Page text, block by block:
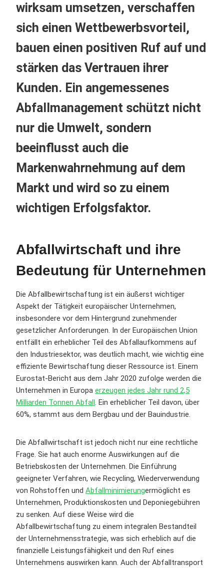
wirksam umsetzen, verschaffen
sich einen Wettbewerbsvorteil,
bauen einen positiven Ruf auf und
stärken das Vertrauen ihrer
Kunden. Ein angemessenes
Abfallmanagement schützt nicht
nur die Umwelt, sondern
beeinflusst auch die
Markenwahrnehmung auf dem
Markt und wird so zu einem
wichtigen Erfolgsfaktor.
Abfallwirtschaft und ihre
Bedeutung für Unternehmen
Die Abfallbewirtschaftung ist ein äußerst wichtiger
Aspekt der Tätigkeit europäischer Unternehmen,
insbesondere vor dem Hintergrund zunehmender
gesetzlicher Anforderungen. In der Europäischen Union
entfällt ein erheblicher Teil des Abfallaufkommens auf
den Industriesektor, was deutlich macht, wie wichtig eine
effiziente Bewirtschaftung dieser Ressource ist. Einem
Eurostat-Bericht aus dem Jahr 2020 zufolge werden die
Unternehmen in Europa erzeugen jedes Jahr rund 2,5
Milliarden Tonnen Abfall. Ein erheblicher Teil davon, über
60%, stammt aus dem Bergbau und der Bauindustrie.
Die Abfallwirtschaft ist jedoch nicht nur eine rechtliche
Frage. Sie hat auch enorme Auswirkungen auf die
Betriebskosten der Unternehmen. Die Einführung
geeigneter Verfahren, wie Recycling, Wiederverwendung
von Rohstoffen und Abfallminimierungermöglicht es
Unternehmen, Produktionskosten und Deponiegebühren
zu senken. Auf diese Weise wird die
Abfallbewirtschaftung zu einem integralen Bestandteil
der Unternehmensstrategie, was sich erheblich auf die
finanzielle Leistungsfähigkeit und den Ruf eines
Unternehmens auswirken kann. Auch der Abfalltransport